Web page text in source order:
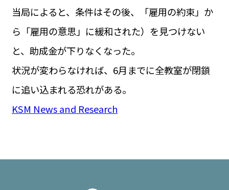
当局によると、条件はその後、「雇用の約束」か
ら「雇用の意思」に緩和された）を見つけない
と、助成金が下りなくなった。
状況が変わらなければ、6月までに全教室が閉鎖
に追い込まれる恐れがある。
KSM News and Research